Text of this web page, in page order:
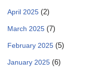
April 2025 (2)
March 2025 (7)
February 2025 (5)
January 2025 (6)